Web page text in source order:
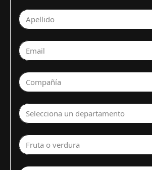
Apellido
Email
Compañía
Selecciona un departamento
Fruta o verdura